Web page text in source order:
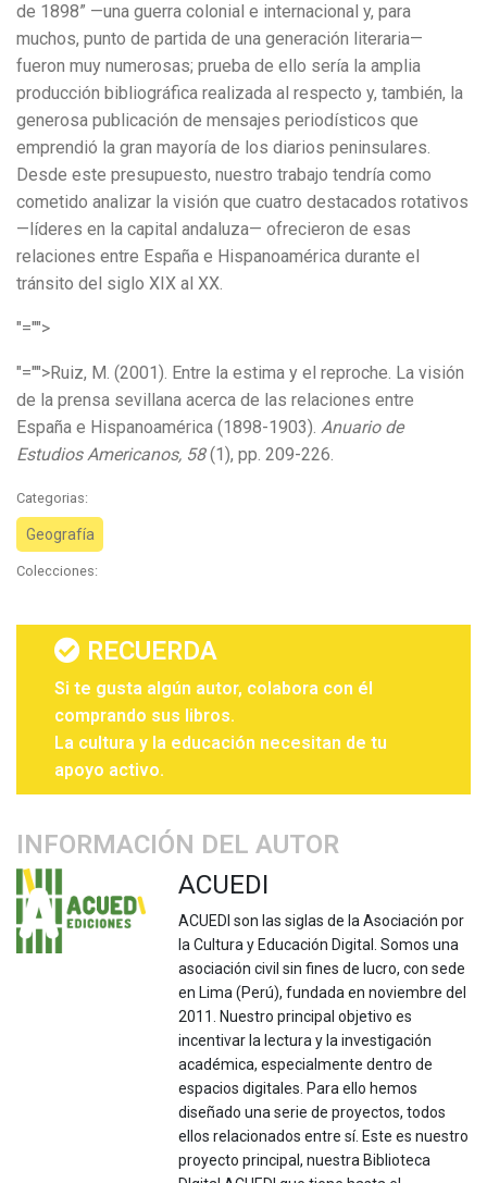
de 1898” —una guerra colonial e internacional y, para
muchos, punto de partida de una generación literaria—
fueron muy numerosas; prueba de ello sería la amplia
producción bibliográfica realizada al respecto y, también, la
generosa publicación de mensajes periodísticos que
emprendió la gran mayoría de los diarios peninsulares.
Desde este presupuesto, nuestro trabajo tendría como
cometido analizar la visión que cuatro destacados rotativos
—líderes en la capital andaluza— ofrecieron de esas
relaciones entre España e Hispanoamérica durante el
tránsito del siglo XIX al XX.
"="">
"="">Ruiz, M. (2001). Entre la estima y el reproche. La visión
de la prensa sevillana acerca de las relaciones entre
España e Hispanoamérica (1898-1903). Anuario de
Estudios Americanos, 58(1), pp. 209-226.
Categorias:
Geografía
Colecciones:
RECUERDA
Si te gusta algún autor, colabora con él
comprando sus libros.
La cultura y la educación necesitan de tu
apoyo activo.
INFORMACIÓN DEL AUTOR
ACUEDI
ACUEDI son las siglas de la Asociación por
la Cultura y Educación Digital. Somos una
asociación civil sin fines de lucro, con sede
en Lima (Perú), fundada en noviembre del
2011. Nuestro principal objetivo es
incentivar la lectura y la investigación
académica, especialmente dentro de
espacios digitales. Para ello hemos
diseñado una serie de proyectos, todos
ellos relacionados entre sí. Este es nuestro
proyecto principal, nuestra Biblioteca